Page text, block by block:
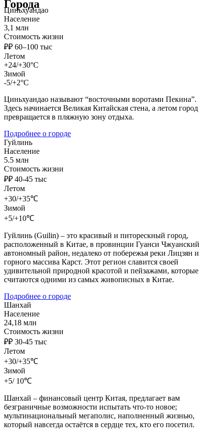
Города
Циньхуандао
Население
3,1 млн
Стоимость жизни
₽₽ 60–100 тыс
Летом
+24/+30°C
Зимой
-5/+2°C
Циньхуандао называют “восточными воротами Пекина”.
Здесь начинается Великая Китайская стена, а летом город
превращается в пляжную зону отдыха.
Подробнее о городе
Гуйлинь
Население
5.5 млн
Стоимость жизни
₽₽ 40-45 тыс
Летом
+30/+35℃
Зимой
+5/+10℃
Гуйлинь (Guilin) – это красивый и питорескный город,
расположенный в Китае, в провинции Гуанси Чжуанский
автономный район, недалеко от побережья реки Лицзян и
горного массива Карст. Этот регион славится своей
удивительной природной красотой и пейзажами, которые
считаются одними из самых живописных в Китае.
Подробнее о городе
Шанхай
Население
24,18 млн
Стоимость жизни
₽₽ 30-45 тыс
Летом
+30/+35℃
Зимой
+5/ 10℃
Шанхай – финансовый центр Китая, предлагает вам
безграничные возможности испытать что-то новое;
мультинациональный мегаполис, наполненный жизнью,
который навсегда остаётся в сердце тех, кто его посетил.